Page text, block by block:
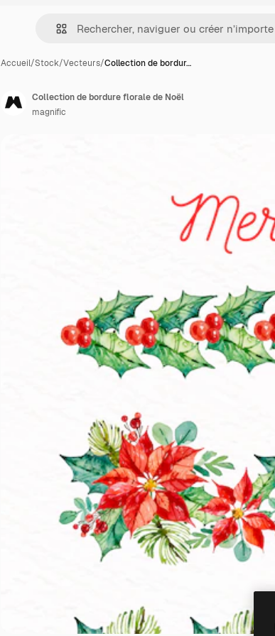
Accueil/Stock/Vecteurs/Collection de bordur…
Collection de bordure florale de Noël
magnific